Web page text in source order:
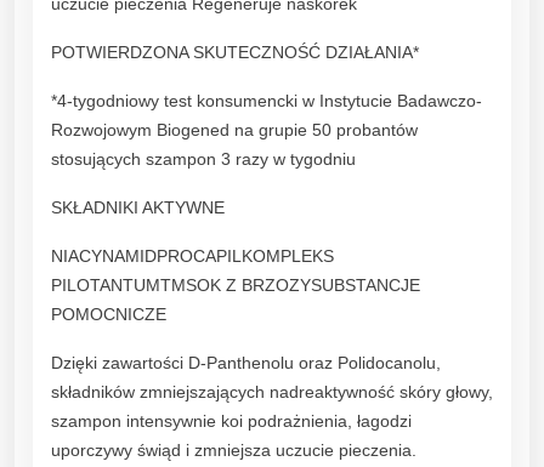
POTWIERDZONA SKUTECZNOŚĆ DZIAŁANIA*
*4-tygodniowy test konsumencki w Instytucie Badawczo-
Rozwojowym Biogened na grupie 50 probantów
stosujących szampon 3 razy w tygodniu
SKŁADNIKI AKTYWNE
NIACYNAMIDPROCAPILKOMPLEKS
PILOTANTUMTMSOK Z BRZOZYSUBSTANCJE
POMOCNICZE
Dzięki zawartości D-Panthenolu oraz Polidocanolu,
składników zmniejszających nadreaktywność skóry głowy,
szampon intensywnie koi podrażnienia, łagodzi
uporczywy świąd i zmniejsza uczucie pieczenia.